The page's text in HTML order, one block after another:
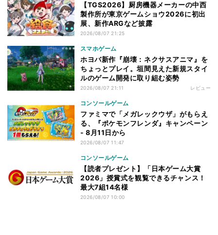
【TGS2026】厨房機器メーカーの中西
製作所が東京ゲームショウ2026に初出
展、新作ARGなど披露
2026/08/07 21:25
スマホゲーム
ホヨバ新作『崩壊：ネクサスアニマ』を
ちょっとプレイ。垣間見えた新規スタイ
ルのゲーム開発に取り組む姿勢
2026/08/07 21:11 レビュー
コンソールゲーム
ファミマで「メガレックウザ」がもらえ
る、『ポケモンフレンダ』キャンペーン
- 8月11日から
2026/08/07 11:47
コンソールゲーム
【読者プレゼント】「日本ゲーム大賞
2026」授賞式を観覧できるチャンス！
最大7組14名様
2026/08/07 10:00